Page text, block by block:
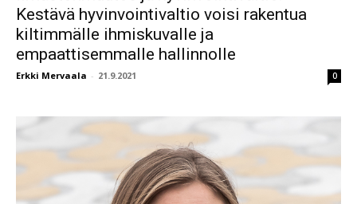
Kestävä hyvinvointivaltio voisi rakentua
kiltimmälle ihmiskuvalle ja
empaattisemmalle hallinnolle
Erkki Mervaala - 21.9.2021 0